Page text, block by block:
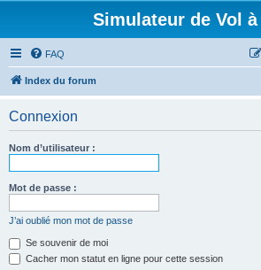
Simulateur de Vol
FAQ
Index du forum
Connexion
Nom d’utilisateur :
Mot de passe :
J’ai oublié mon mot de passe
Se souvenir de moi
Cacher mon statut en ligne pour cette session